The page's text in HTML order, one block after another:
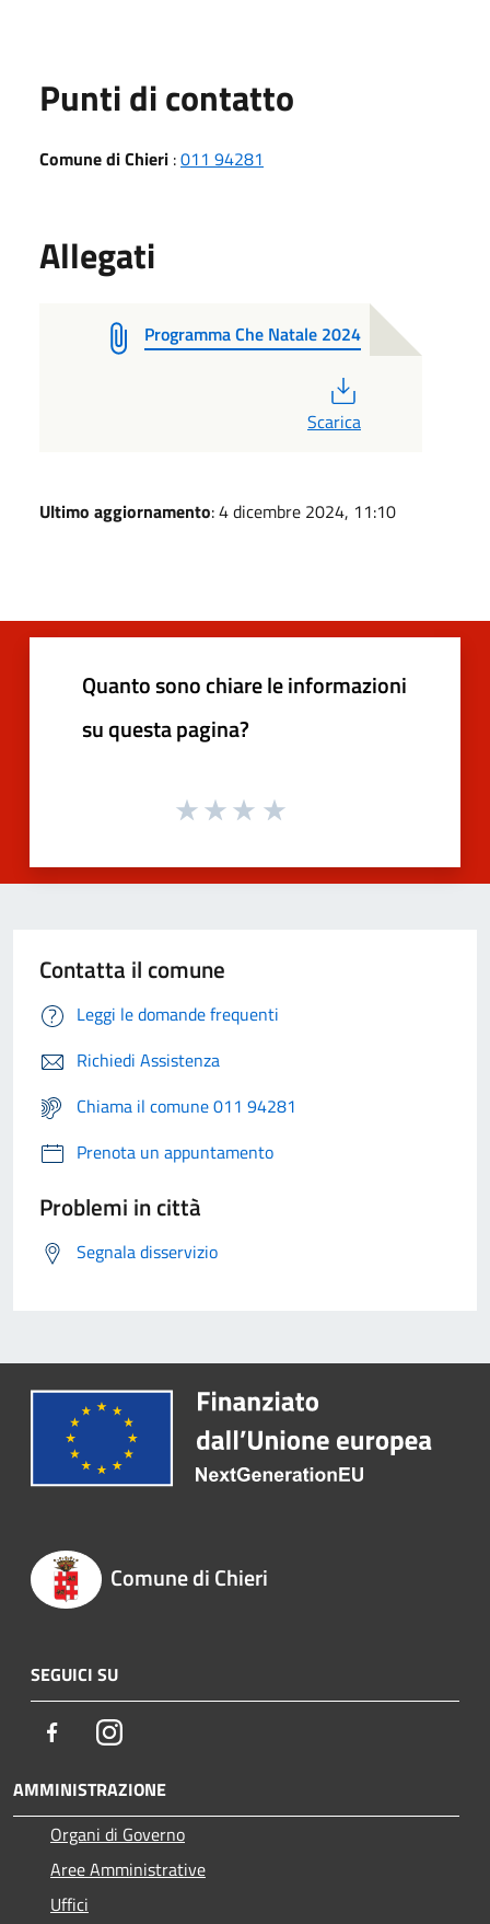
Punti di contatto
Comune di Chieri :011 94281
Allegati
Programma Che Natale 2024
Scarica
Ultimo aggiornamento: 4 dicembre 2024, 11:10
Quanto sono chiare le informazioni
su questa pagina?
Contatta il comune
Leggi le domande frequenti
Richiedi Assistenza
Chiama il comune 011 94281
Prenota un appuntamento
Problemi in città
Segnala disservizio
Comune di Chieri
SEGUICI SU
FacebookInstagram
AMMINISTRAZIONE
Organi di Governo
Aree Amministrative
Uffici